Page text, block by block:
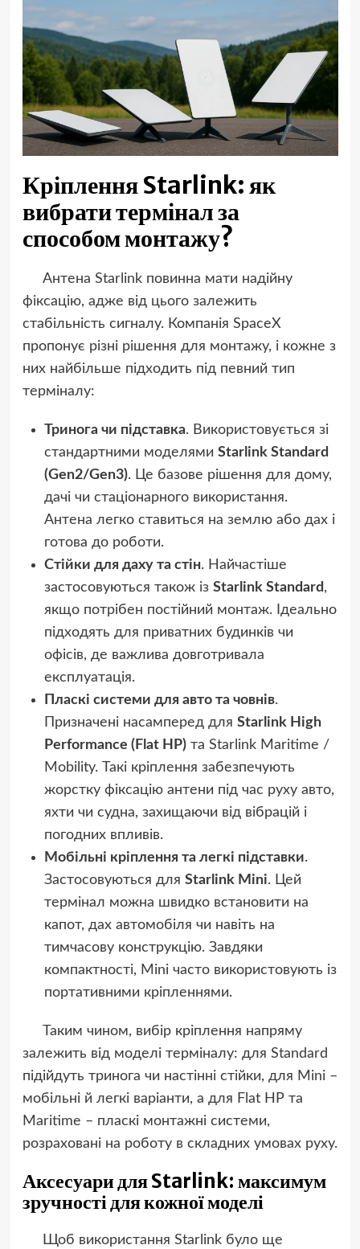
Кріплення Starlink: як
вибрати термінал за
способом монтажу?
Антена Starlink повинна мати надійну
фіксацію, адже від цього залежить
стабільність сигналу. Компанія SpaceX
пропонує різні рішення для монтажу, і кожне з
них найбільше підходить під певний тип
терміналу:
Тринога чи підставка. Використовується зі
стандартними моделями Starlink Standard
(Gen2/Gen3). Це базове рішення для дому,
дачі чи стаціонарного використання.
Антена легко ставиться на землю або дах і
готова до роботи.
Стійки для даху та стін. Найчастіше
застосовуються також із Starlink Standard,
якщо потрібен постійний монтаж. Ідеально
підходять для приватних будинків чи
офісів, де важлива довготривала
експлуатація.
Пласкі системи для авто та човнів.
Призначені насамперед для Starlink High
Performance (Flat HP)та Starlink Maritime /
Mobility. Такі кріплення забезпечують
жорстку фіксацію антени під час руху авто,
яхти чи судна, захищаючи від вібрацій і
погодних впливів.
Мобільні кріплення та легкі підставки.
Застосовуються для Starlink Mini. Цей
термінал можна швидко встановити на
капот, дах автомобіля чи навіть на
тимчасову конструкцію. Завдяки
компактності, Mini часто використовують із
портативними кріпленнями.
Таким чином, вибір кріплення напряму
залежить від моделі терміналу: для Standard
підійдуть тринога чи настінні стійки, для Mini –
мобільні й легкі варіанти, а для Flat HP та
Maritime – пласкі монтажні системи,
розраховані на роботу в складних умовах руху.
Аксесуари для Starlink: максимум
зручності для кожної моделі
Щоб використання Starlink було ще